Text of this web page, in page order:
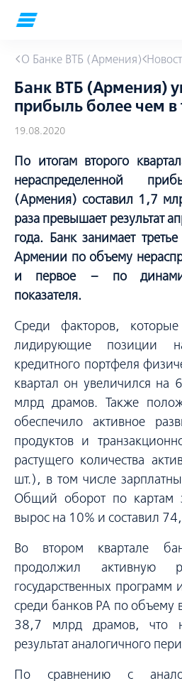
О Банке ВТБ (Армения)
Банк ВТБ (Армения)
прибыль более чем в
19.08.2020
По итогам второго
нераспределенной
(Армения) составил 1,7
раза превышает результат
года. Банк занимает
Армении по объему
и первое – по
показателя.
Среди факторов,
лидирующие позиции
кредитного портфеля
квартал он увеличился на
млрд драмов. Также
обеспечило активное
продуктов и
растущего количества
шт.), в том числе
Общий оборот по картам
вырос на 10% и составил
Во втором квартале
продолжил активную
государственных программ
среди банков РА по объему
38,7 млрд драмов, что
результат аналогичного
По сравнению с